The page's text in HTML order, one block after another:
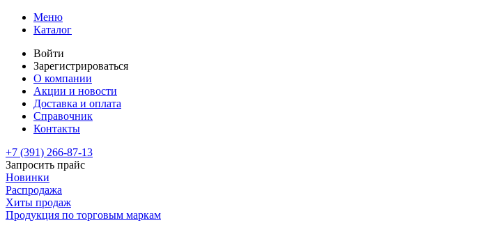
Меню
Каталог
Войти
Зарегистрироваться
О компании
Акции и новости
Доставка и оплата
Справочник
Контакты
+7 (391) 266-87-13
Запросить прайс
Новинки
Распродажа
Хиты продаж
Продукция по торговым маркам